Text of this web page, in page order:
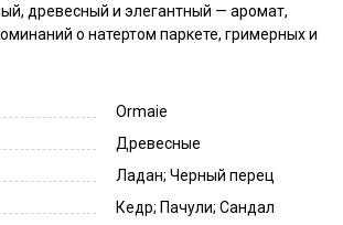
древесный и элегантный — аромат,
о натертом паркете, гримерных и
Ormaie
Древесные
Ладан; Черный перец
Кедр; Пачули; Сандал